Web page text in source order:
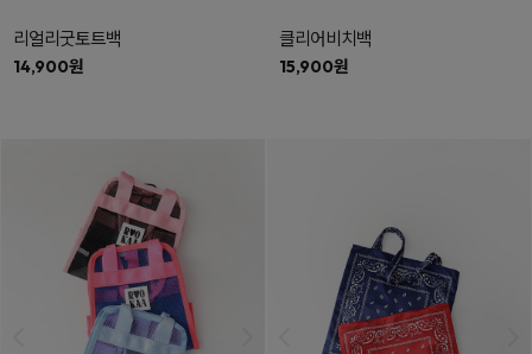
리얼리굿토트백
14,900원
클리어비치백
15,900원